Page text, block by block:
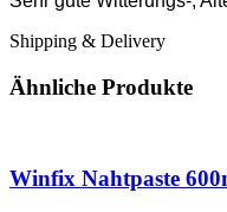
Shipping & Delivery
Ähnliche Produkte
Winfix Nahtpaste